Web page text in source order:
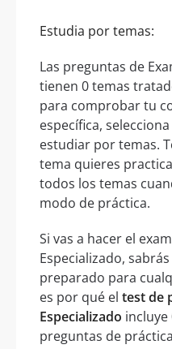
Estudia por temas:
Las preguntas de
tienen 0 temas
para comprobar tu
específica,
estudiar por temas.
tema quieres
todos los temas
modo de práctica.
Si vas a hacer el
Especializado,
preparado para
es por qué el test de
Especializado incluye
preguntas de